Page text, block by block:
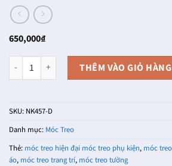
650,000₫
Móc treo tường đầu hươu NK457-D (Màu
THÊM VÀO GIỎ HÀNG
SKU: NK457-D
Danh mục: Móc Treo
Thẻ: móc treo hiện đại móc treo phụ kiện, móc
áo, móc treo trang trí, móc treo tường